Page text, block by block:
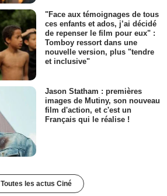
"Face aux témoignages de tous
ces enfants et ados, j’ai décidé
de repenser le film pour eux" :
Tomboy ressort dans une
nouvelle version, plus "tendre
et inclusive"
Jason Statham : premières
images de Mutiny, son nouveau
film d'action, et c'est un
Français qui le réalise !
Toutes les actus Ciné